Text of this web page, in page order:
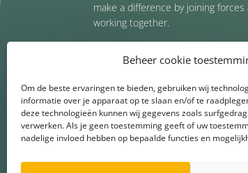
Beheer cookie
Om de beste ervaringen te bieden, gebruiken wij
informatie over je apparaat op te slaan en/of te
deze technologieën kunnen wij gegevens zoals
verwerken. Als je geen toestemming geeft of uw
nadelige invloed hebben op bepaalde functies en
make a difference by joining forces
working together.